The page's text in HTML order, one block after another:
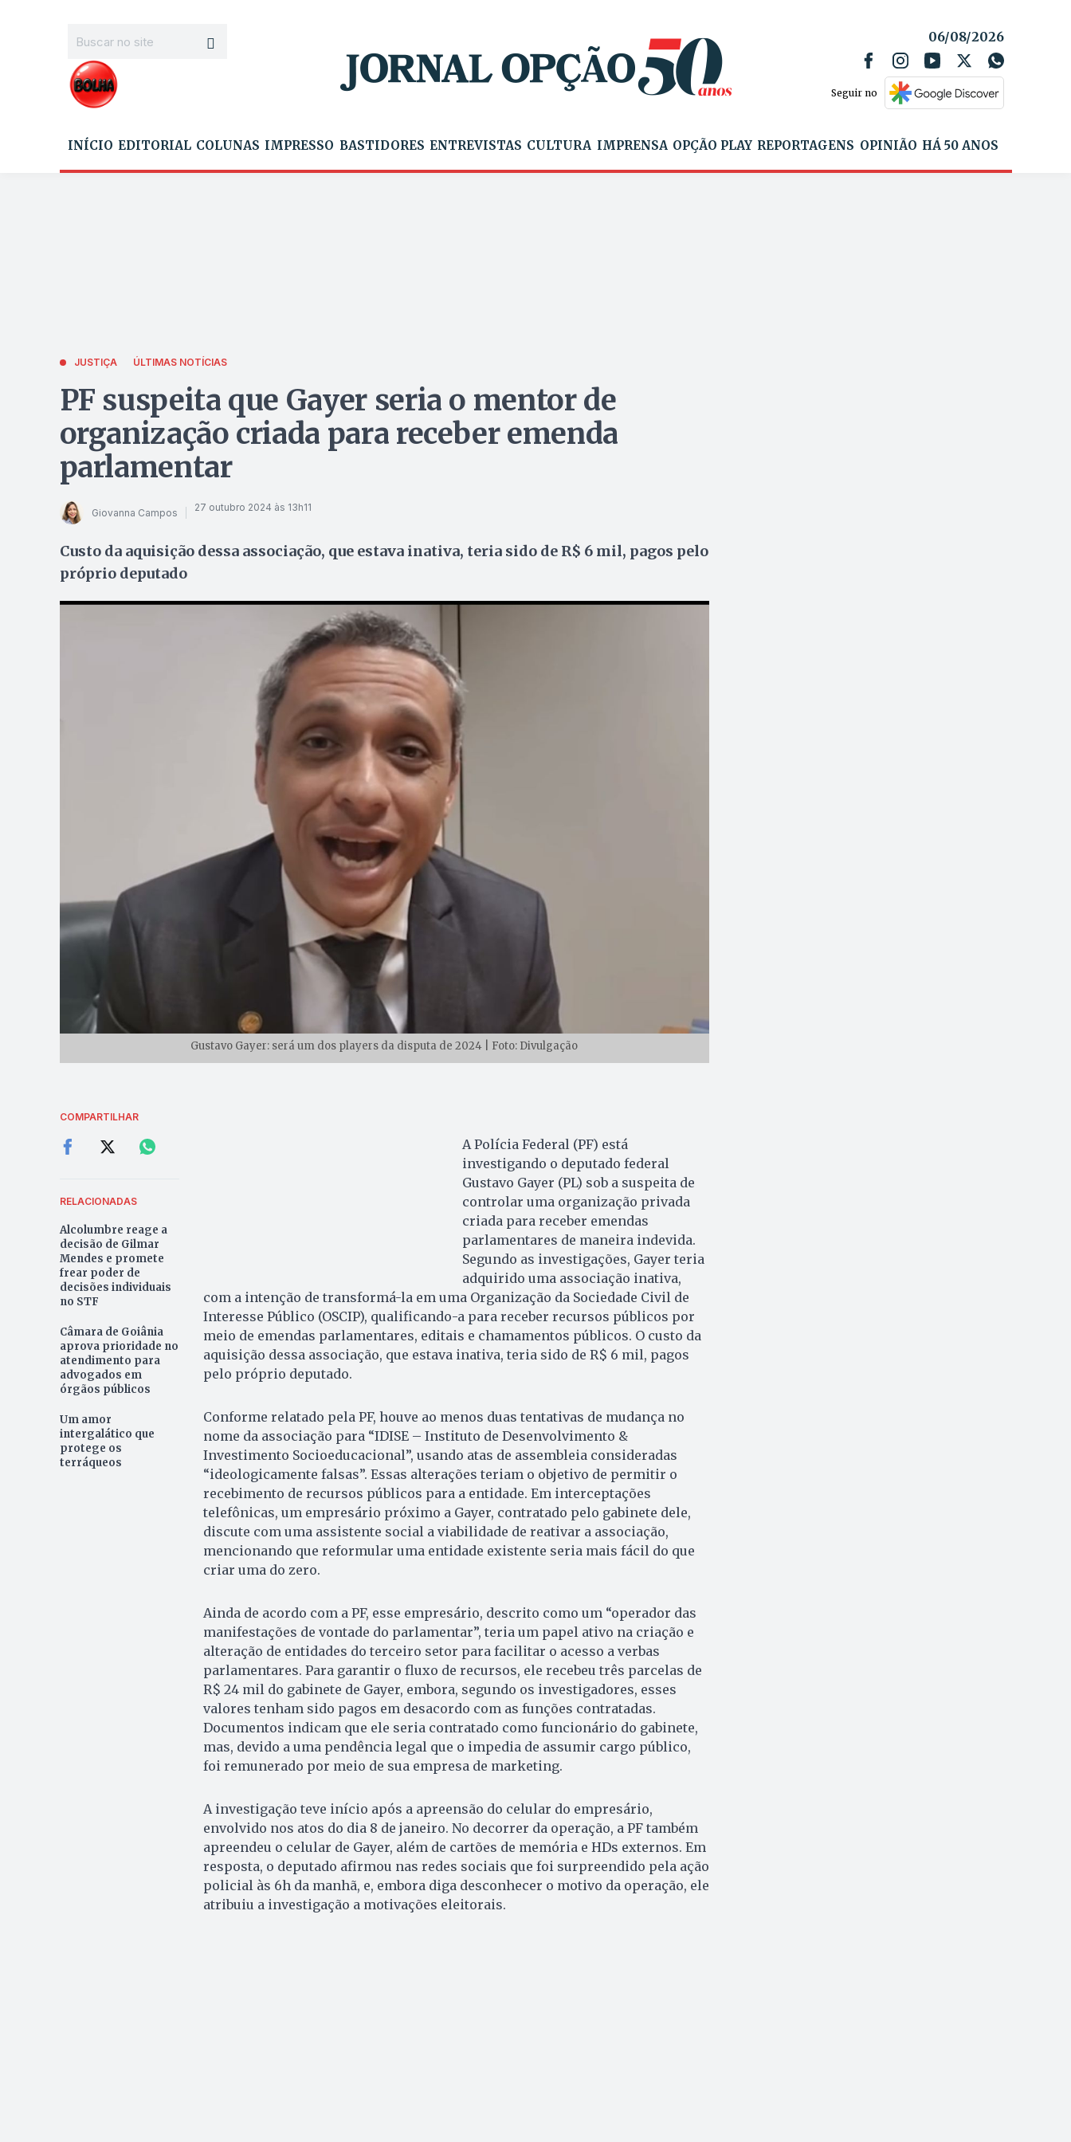
06/08/2026
Seguir no
INÍCIO EDITORIAL COLUNAS IMPRESSO BASTIDORES ENTREVISTAS CULTURA IMPRENSA OPÇÃO PLAY REPORTAGENS OPINIÃO HÁ 50 ANOS
JUSTIÇA ÚLTIMAS NOTÍCIAS
PF suspeita que Gayer seria o mentor de
organização criada para receber emenda
parlamentar
Giovanna Campos 27 outubro 2024 às 13h11
Custo da aquisição dessa associação, que estava inativa, teria sido de R$ 6 mil, pagos pelo
próprio deputado
Gustavo Gayer: será um dos players da disputa de 2024 | Foto: Divulgação
COMPARTILHAR
RELACIONADAS
Alcolumbre reage a
decisão de Gilmar
Mendes e promete
frear poder de
decisões individuais
no STF
Câmara de Goiânia
aprova prioridade no
atendimento para
advogados em
órgãos públicos
Um amor
intergalático que
protege os
terráqueos
A Polícia Federal (PF) está
investigando o deputado federal
Gustavo Gayer (PL) sob a suspeita de
controlar uma organização privada
criada para receber emendas
parlamentares de maneira indevida.
Segundo as investigações, Gayer teria
adquirido uma associação inativa,
com a intenção de transformá-la em uma Organização da Sociedade Civil de
Interesse Público (OSCIP), qualificando-a para receber recursos públicos por
meio de emendas parlamentares, editais e chamamentos públicos. O custo da
aquisição dessa associação, que estava inativa, teria sido de R$ 6 mil, pagos
pelo próprio deputado.
Conforme relatado pela PF, houve ao menos duas tentativas de mudança no
nome da associação para “IDISE – Instituto de Desenvolvimento &
Investimento Socioeducacional”, usando atas de assembleia consideradas
“ideologicamente falsas”. Essas alterações teriam o objetivo de permitir o
recebimento de recursos públicos para a entidade. Em interceptações
telefônicas, um empresário próximo a Gayer, contratado pelo gabinete dele,
discute com uma assistente social a viabilidade de reativar a associação,
mencionando que reformular uma entidade existente seria mais fácil do que
criar uma do zero.
Ainda de acordo com a PF, esse empresário, descrito como um “operador das
manifestações de vontade do parlamentar”, teria um papel ativo na criação e
alteração de entidades do terceiro setor para facilitar o acesso a verbas
parlamentares. Para garantir o fluxo de recursos, ele recebeu três parcelas de
R$ 24 mil do gabinete de Gayer, embora, segundo os investigadores, esses
valores tenham sido pagos em desacordo com as funções contratadas.
Documentos indicam que ele seria contratado como funcionário do gabinete,
mas, devido a uma pendência legal que o impedia de assumir cargo público,
foi remunerado por meio de sua empresa de marketing.
A investigação teve início após a apreensão do celular do empresário,
envolvido nos atos do dia 8 de janeiro. No decorrer da operação, a PF também
apreendeu o celular de Gayer, além de cartões de memória e HDs externos. Em
resposta, o deputado afirmou nas redes sociais que foi surpreendido pela ação
policial às 6h da manhã, e, embora diga desconhecer o motivo da operação, ele
atribuiu a investigação a motivações eleitorais.